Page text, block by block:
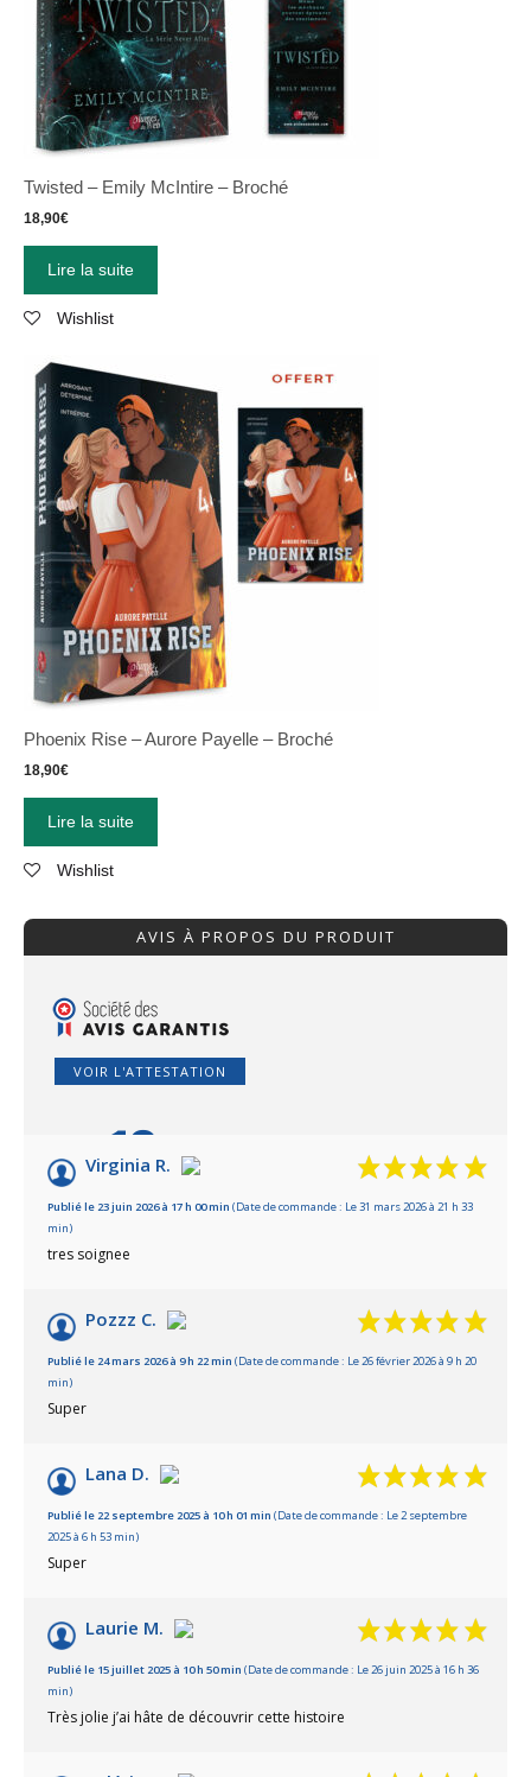
Twisted – Emily McIntire – Broché
18,90€
Lire la suite
Wishlist
Phoenix Rise – Aurore Payelle – Broché
18,90€
Lire la suite
Wishlist
AVIS À PROPOS DU PRODUIT
VOIR L'ATTESTATION
10/10
Basé sur 11 avis
Virginia R.
Publié le 23 juin 2026 à 17 h 00 min (Date de commande : Le 31 mars 2026 à 21 h 33
min)
tres soignee
Pozzz C.
Publié le 24 mars 2026 à 9 h 22 min (Date de commande : Le 26 février 2026 à 9 h 20
min)
Super
Lana D.
Publié le 22 septembre 2025 à 10 h 01 min (Date de commande : Le 2 septembre
2025 à 6 h 53 min)
Super
Laurie M.
Publié le 15 juillet 2025 à 10 h 50 min (Date de commande : Le 26 juin 2025 à 16 h 36
min)
Très jolie j’ai hâte de découvrir cette histoire